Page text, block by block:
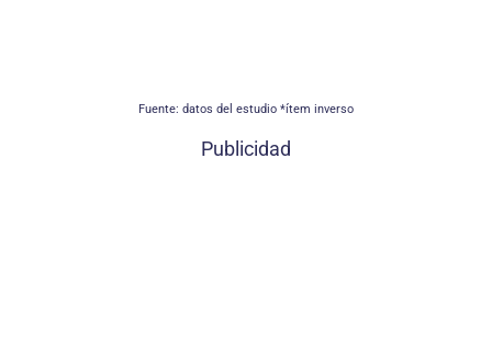
Fuente: datos del estudio *ítem inverso
Publicidad